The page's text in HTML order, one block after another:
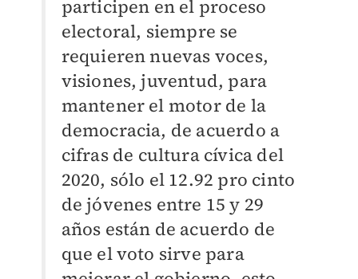
participen en el proceso
electoral, siempre se
requieren nuevas voces,
visiones, juventud, para
mantener el motor de la
democracia, de acuerdo a
cifras de cultura cívica del
2020, sólo el 12.92 pro cinto
de jóvenes entre 15 y 29
años están de acuerdo de
que el voto sirve para